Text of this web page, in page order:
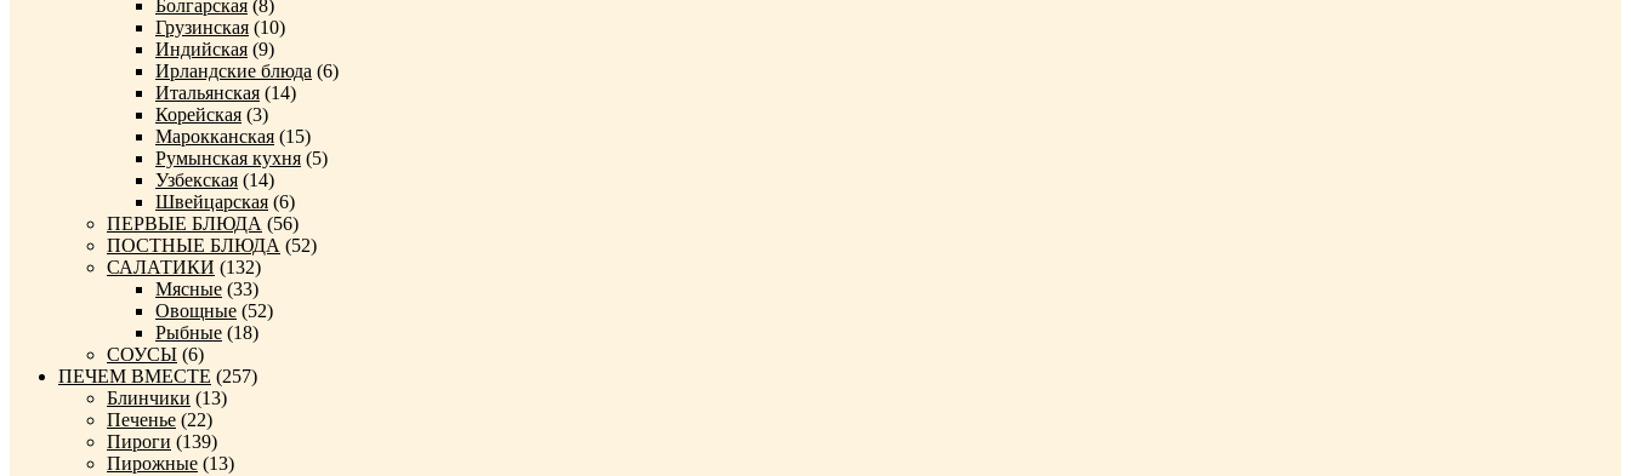
Болгарская (8)
Грузинская (10)
Индийская (9)
Ирландские блюда (6)
Итальянская (14)
Корейская (3)
Марокканская (15)
Румынская кухня (5)
Узбекская (14)
Швейцарская (6)
ПЕРВЫЕ БЛЮДА (56)
ПОСТНЫЕ БЛЮДА (52)
САЛАТИКИ (132)
Мясные (33)
Овощные (52)
Рыбные (18)
СОУСЫ (6)
ПЕЧЕМ ВМЕСТЕ (257)
Блинчики (13)
Печенье (22)
Пироги (139)
Пирожные (13)